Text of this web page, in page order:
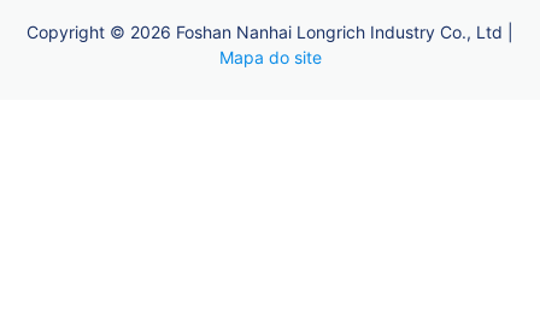
Copyright © 2026 Foshan Nanhai Longrich Industry Co., Ltd |
Mapa do site